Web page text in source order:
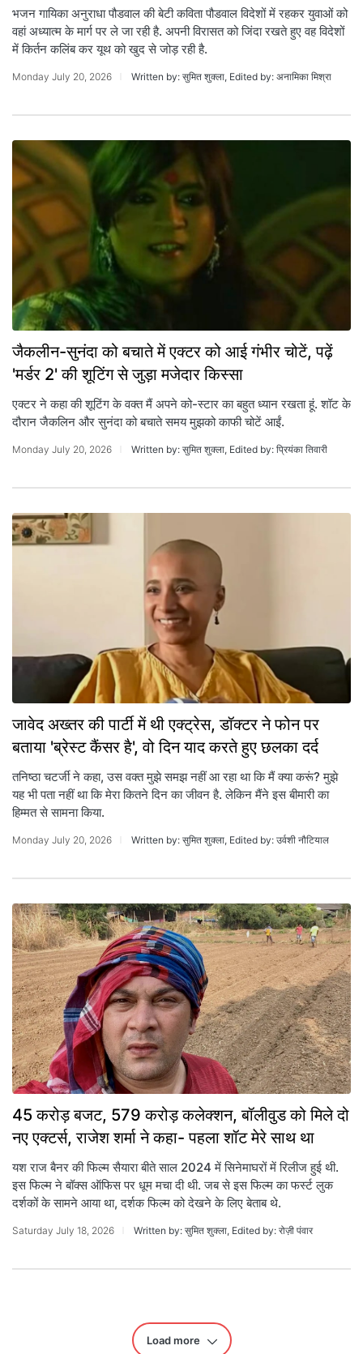
भजन गायिका अनुराधा पौडवाल की बेटी कविता पौडवाल विदेशों में रहकर युवाओं को
वहां अध्यात्म के मार्ग पर ले जा रही है. अपनी विरासत को जिंदा रखते हुए वह विदेशों
में किर्तन कलिंब कर यूथ को खुद से जोड़ रही है.
Monday July 20, 2026 Written by: सुमित शुक्ला, Edited by: अनामिका मिश्रा
जैकलीन-सुनंदा को बचाते में एक्टर को आई गंभीर चोटें, पढ़ें
'मर्डर 2' की शूटिंग से जुड़ा मजेदार किस्सा
एक्टर ने कहा की शूटिंग के वक्त मैं अपने को-स्टार का बहुत ध्यान रखता हूं. शॉट के
दौरान जैकलिन और सुनंदा को बचाते समय मुझको काफी चोटें आईं.
Monday July 20, 2026 Written by: सुमित शुक्ला, Edited by: प्रियंका तिवारी
जावेद अख्तर की पार्टी में थी एक्ट्रेस, डॉक्टर ने फोन पर
बताया 'ब्रेस्ट कैंसर है', वो दिन याद करते हुए छलका दर्द
तनिष्ठा चटर्जी ने कहा, उस वक्त मुझे समझ नहीं आ रहा था कि मैं क्या करूं? मुझे
यह भी पता नहीं था कि मेरा कितने दिन का जीवन है. लेकिन मैंने इस बीमारी का
हिम्मत से सामना किया.
Monday July 20, 2026 Written by: सुमित शुक्ला, Edited by: उर्वशी नौटियाल
45 करोड़ बजट, 579 करोड़ कलेक्शन, बॉलीवुड को मिले दो
नए एक्टर्स, राजेश शर्मा ने कहा- पहला शॉट मेरे साथ था
यश राज बैनर की फिल्म सैयारा बीते साल 2024 में सिनेमाघरों में रिलीज हुई थी.
इस फिल्म ने बॉक्स ऑफिस पर धूम मचा दी थी. जब से इस फिल्म का फर्स्ट लुक
दर्शकों के सामने आया था, दर्शक फिल्म को देखने के लिए बेताब थे.
Saturday July 18, 2026 Written by: सुमित शुक्ला, Edited by: रोज़ी पंवार
Load more